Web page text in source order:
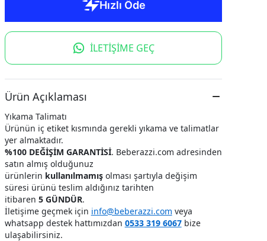
İLETİŞİME GEÇ
Ürün Açıklaması
Yıkama Talimatı
Ürünün iç etiket kısmında gerekli yıkama ve talimatlar
yer almaktadır.
%100 DEĞİŞİM GARANTİSİ. Beberazzi.com adresinden
satın almış olduğunuz
ürünlerin kullanılmamışolması şartıyla değişim
süresi ürünü teslim aldığınız tarihten
itibaren 5 GÜNDÜR.
İletişime geçmek için info@beberazzi.com veya
whatsapp destek hattımızdan 0533 319 6067bize
ulaşabilirsiniz.